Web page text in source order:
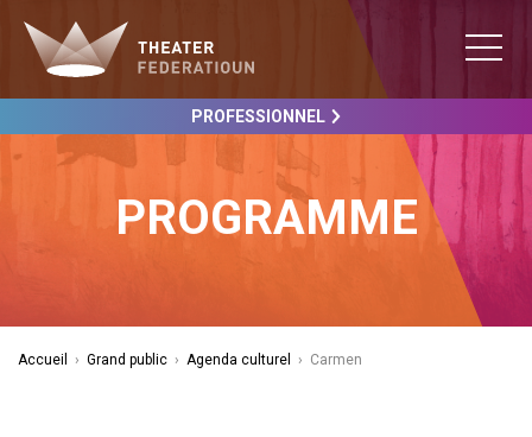
PROFESSIONNEL
PROGRAMME
Accueil › Grand public › Agenda culturel › Carmen